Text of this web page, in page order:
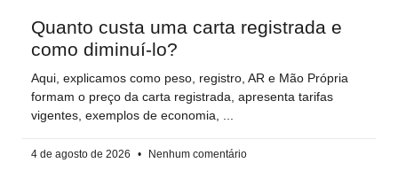
Quanto custa uma carta registrada e
como diminuí-lo?
Aqui, explicamos como peso, registro, AR e Mão Própria
formam o preço da carta registrada, apresenta tarifas
vigentes, exemplos de economia,
4 de agosto de 2026 Nenhum comentário